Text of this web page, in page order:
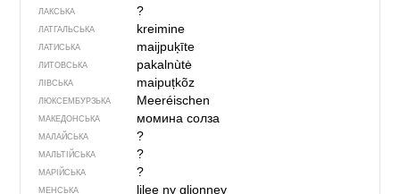
ЛАКСЬКА ?
ЛАТГАЛЬСЬКА kreimine
ЛАТИСЬКА maijpuķīte
ЛИТОВСЬКА pakalnùtė
ЛІВСЬКА maipuțkõz
ЛЮКСЕМБУРЗЬКА Meeréischen
МАКЕДОНСЬКА момина солза
МАЛАЙСЬКА ?
МАЛЬТІЙСЬКА ?
МАРІЙСЬКА ?
МЕНСЬКА lilee ny glionney